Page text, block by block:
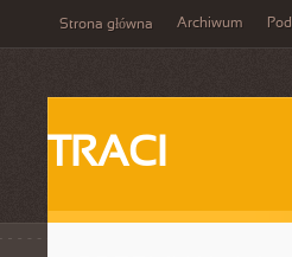
Strona główna Archiwum
TRACI